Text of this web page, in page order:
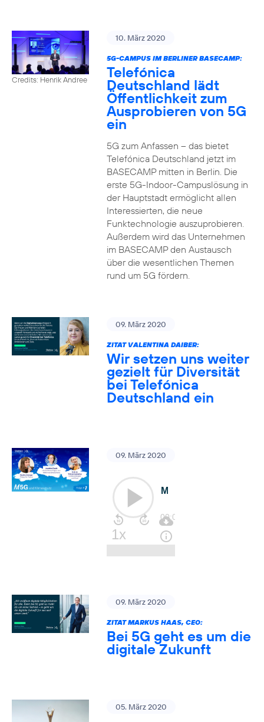
Credits: Henrik Andree
10. März 2020
5G-CAMPUS IM BERLINER BASECAMP:
Telefónica
Deutschland lädt
Öffentlichkeit zum
Ausprobieren von 5G
ein
5G zum Anfassen – das bietet
Telefónica Deutschland jetzt im
BASECAMP mitten in Berlin. Die
erste 5G-Indoor-Campuslösung in
der Hauptstadt ermöglicht allen
Interessierten, die neue
Funktechnologie auszuprobieren.
Außerdem wird das Unternehmen
im BASECAMP den Austausch
über die wesentlichen Themen
rund um 5G fördern.
09. März 2020
ZITAT VALENTINA DAIBER:
Wir setzen uns weiter
gezielt für Diversität
bei Telefónica
Deutschland ein
09. März 2020
09. März 2020
ZITAT MARKUS HAAS, CEO:
Bei 5G geht es um die
digitale Zukunft
05. März 2020